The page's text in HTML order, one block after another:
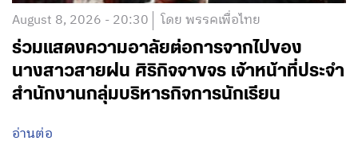
August 8, 2026 - 20:30 โดย พรรคเพื่อไทย
ร่วมแสดงความอาลัยต่อการจากไปของ
นางสาวสายฝน ศิริกิจจาขจร เจ้าหน้าที่ประจำ
สำนักงานกลุ่มบริหารกิจการนักเรียน
อ่านต่อ